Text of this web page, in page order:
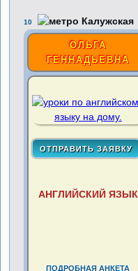
10
ОЛЬГА
ГЕННАДЬЕВНА
АНГЛИЙСКИЙ ЯЗЫК
ПОДРОБНАЯ АНКЕТА